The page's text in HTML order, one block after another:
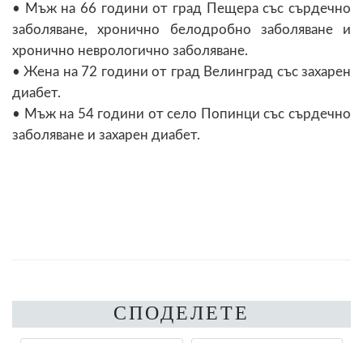
• Мъж на 66 години от град Пещера със сърдечно
заболяване, хронично белодробно заболяване и
хронично неврологично заболяване.
• Жена на 72 години от град Велинград със захарен
диабет.
• Мъж на 54 години от село Попинци със сърдечно
заболяване и захарен диабет.
СПОДЕЛЕТЕ